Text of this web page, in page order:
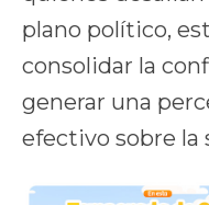
plano político,
consolidar la
generar una
efectivo sobre la